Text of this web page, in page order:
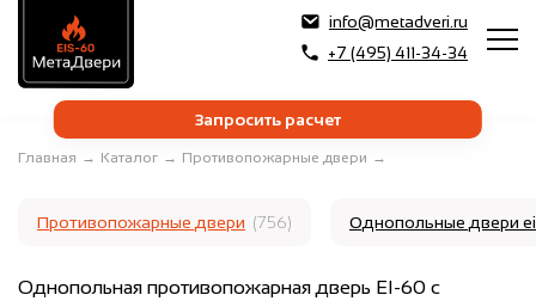
info@metadveri.ru
+7 (495) 411-34-34
Запросить расчет
Главная → Каталог → Противопожарные двери →
Противопожарные двери (756) Однопольные двери
Однопольная противопожарная дверь EI-60 с